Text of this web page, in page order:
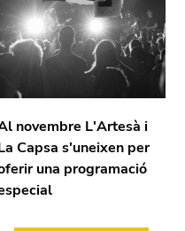
novembre L'Artesà i
Capsa s'uneixen per
una programació